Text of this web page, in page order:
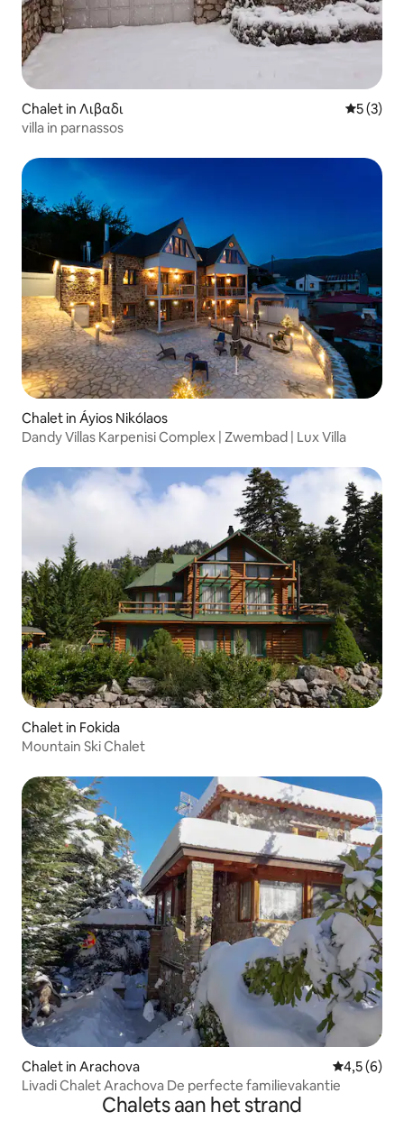
Chalet in Λιβαδι
5 (3)
villa in parnassos
Chalet in Áyios Nikólaos
Dandy Villas Karpenisi Complex | Zwembad | Lux Villa
Chalet in Fokida
Mountain Ski Chalet
Chalet in Arachova
4,5 (6)
Livadi Chalet Arachova De perfecte familievakantie
Chalets aan het strand